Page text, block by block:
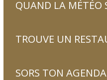
QUAND LA MÉTÉO
TROUVE UN
SORS TON AGENDA
!